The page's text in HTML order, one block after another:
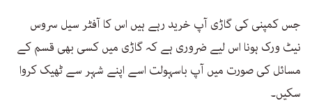
جس کمپنی کی گاڑی آپ خرید رہے ہیں اس کا آفٹر سیل سروس
نیٹ ورک ہونا اس لیے ضروری ہے کہ گاڑی میں کسی بھی قسم کے
مسائل کی صورت میں آپ باسہولت اسے اپنے شہر سے ٹھیک کروا
سکیں۔